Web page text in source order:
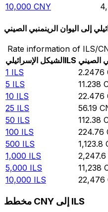
10,000 CNY
إلى اليوان الرينمنبي الصيني
Rate information of ILS/
الشيكل الإسرائيليILS الصيني
1 ILS 2.2476
5 ILS 11.238
10 ILS 22.476
25 ILS 56.19
50 ILS 112.38
100 ILS 224.76
500 ILS 1,123.8
1,000 ILS 2,247.6
5,000 ILS 11,238
10,000 ILS 22,476
مخطط CNY إلى ILS